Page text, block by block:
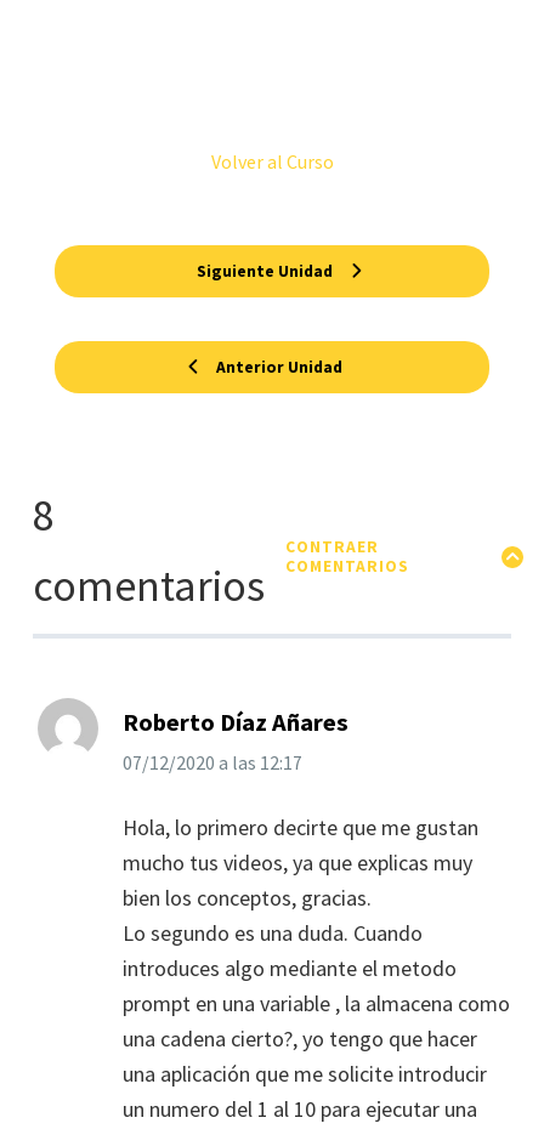
Anterior Unidad
Volver al Curso
Siguiente Unidad
8
comentarios
CONTRAER
COMENTARIOS
Roberto Díaz Añares
07/12/2020 a las 12:17
Hola, lo primero decirte que me gustan
mucho tus videos, ya que explicas muy
bien los conceptos, gracias.
Lo segundo es una duda. Cuando
introduces algo mediante el metodo
prompt en una variable , la almacena como
una cadena cierto?, yo tengo que hacer
una aplicación que me solicite introducir
un numero del 1 al 10 para ejecutar una